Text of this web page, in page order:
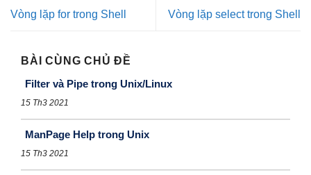
Vòng lặp for trong Shell Vòng lặp select trong Shell
BÀI CÙNG CHỦ ĐỀ
Filter và Pipe trong Unix/Linux
15 Th3 2021
ManPage Help trong Unix
15 Th3 2021